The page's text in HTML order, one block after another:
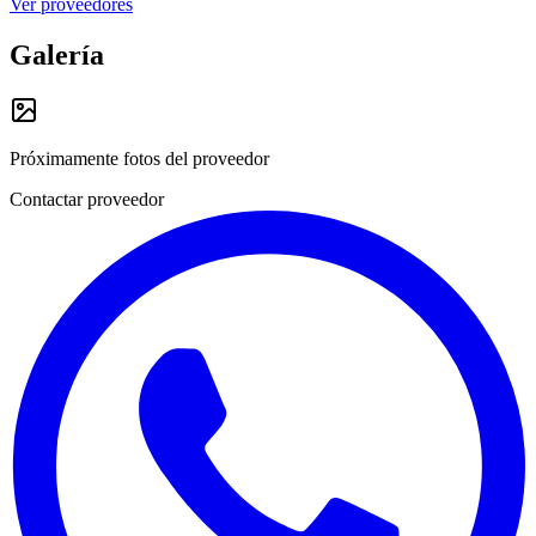
Ver proveedores
Galería
Próximamente fotos del proveedor
Contactar proveedor